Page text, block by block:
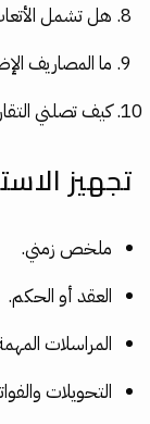
هل تشمل
ما المصاريف
كيف تصلني
تجهيز
ملخص زمني.
العقد أو الحكم.
المراسلات
التحويلات